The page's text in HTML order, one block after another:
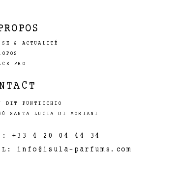
& ACTUALITÉ
PRO
DIT PUNTICCHIO
SANTA LUCIA DI MORIANI
+33 4 20 04 44 34
info@isula-parfums.com